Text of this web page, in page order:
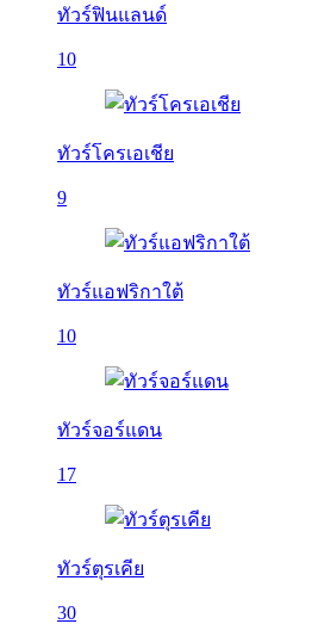
ทัวร์ฟินแลนด์
10
ทัวร์โครเอเชีย
9
ทัวร์แอฟริกาใต้
10
ทัวร์จอร์แดน
17
ทัวร์ตุรเคีย
30